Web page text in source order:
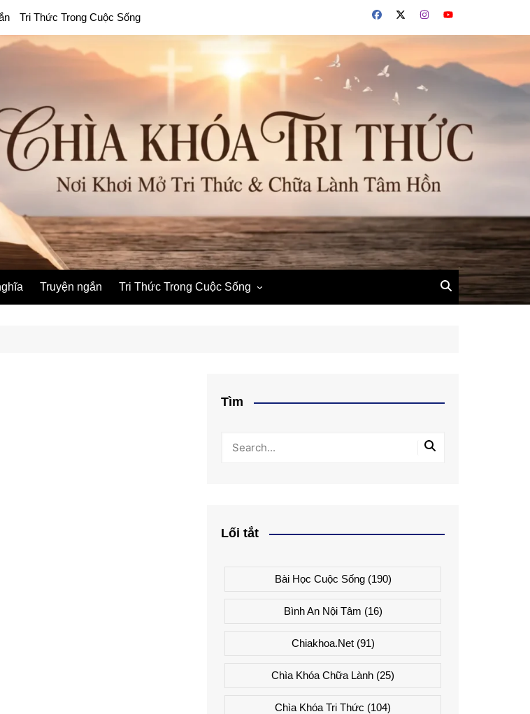
Tri Thức Trong Cuộc Sống
Truyện ngắn Tri Thức Trong Cuộc Sống
Tìm
Lối tắt
Bài Học Cuộc Sống(190)
Bình An Nội Tâm (16)
Chiakhoa.net(91)
Chìa Khóa Chữa Lành (25)
Chìa Khóa Tri Thức (104)